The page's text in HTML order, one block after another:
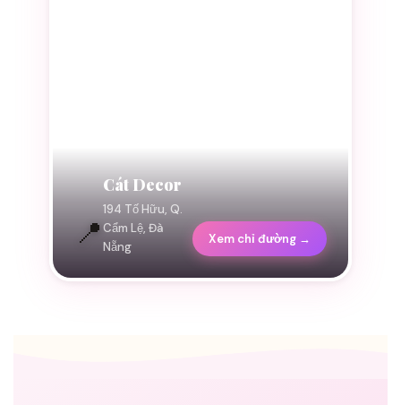
📍
Cát Decor
194 Tố Hữu, Q.
Cẩm Lệ, Đà
Nẵng
Xem chỉ đường →